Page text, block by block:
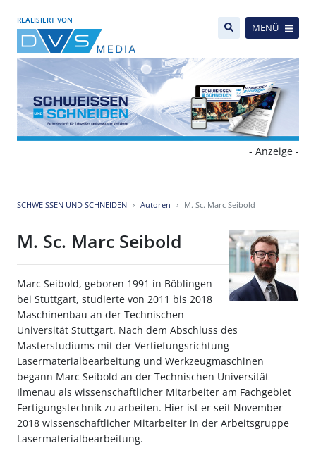
REALISIERT VON
MENÜ
- Anzeige -
SCHWEISSEN UND SCHNEIDEN Autoren M. Sc. Marc Seibold
M. Sc. Marc Seibold
Marc Seibold, geboren 1991 in Böblingen
bei Stuttgart, studierte von 2011 bis 2018
Maschinenbau an der Technischen
Universität Stuttgart. Nach dem Abschluss des
Masterstudiums mit der Vertiefungsrichtung
Lasermaterialbearbeitung und Werkzeugmaschinen
begann Marc Seibold an der Technischen Universität
Ilmenau als wissenschaftlicher Mitarbeiter am Fachgebiet
Fertigungstechnik zu arbeiten. Hier ist er seit November
2018 wissenschaftlicher Mitarbeiter in der Arbeitsgruppe
Lasermaterialbearbeitung.